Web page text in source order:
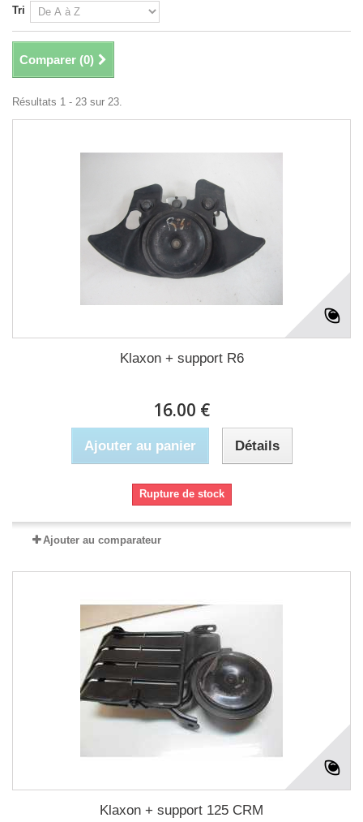
Tri
Comparer (0)
Résultats 1 - 23 sur 23.
Klaxon + support R6
16.00 €
Ajouter au panier Détails
Rupture de stock
Ajouter au comparateur
Klaxon + support 125 CRM